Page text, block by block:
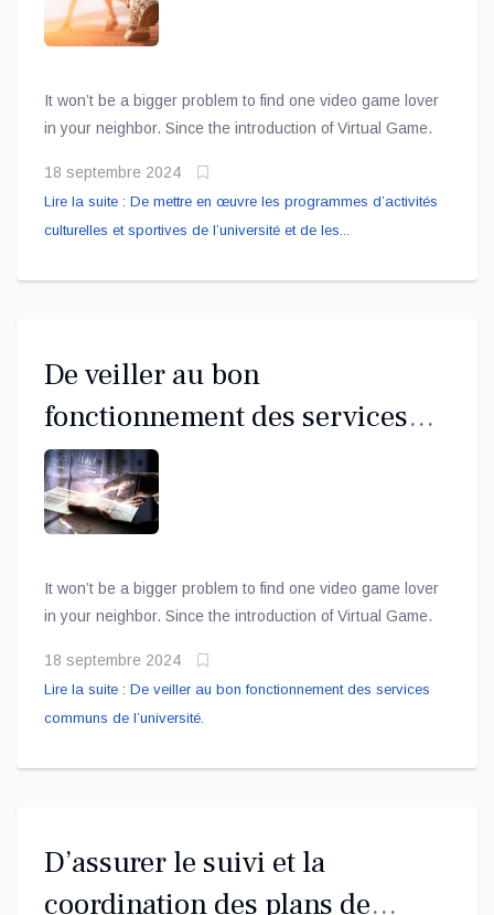
l’université et de les
promouvoir .
It won’t be a bigger problem to find one video game lover
in your neighbor. Since the introduction of Virtual Game.
18 septembre 2024
Lire la suite : De mettre en œuvre les programmes d’activités
culturelles et sportives de l’université et de les...
De veiller au bon
fonctionnement des services
communs de l’université.
It won’t be a bigger problem to find one video game lover
in your neighbor. Since the introduction of Virtual Game.
18 septembre 2024
Lire la suite : De veiller au bon fonctionnement des services
communs de l’université.
D’assurer le suivi et la
coordination des plans de